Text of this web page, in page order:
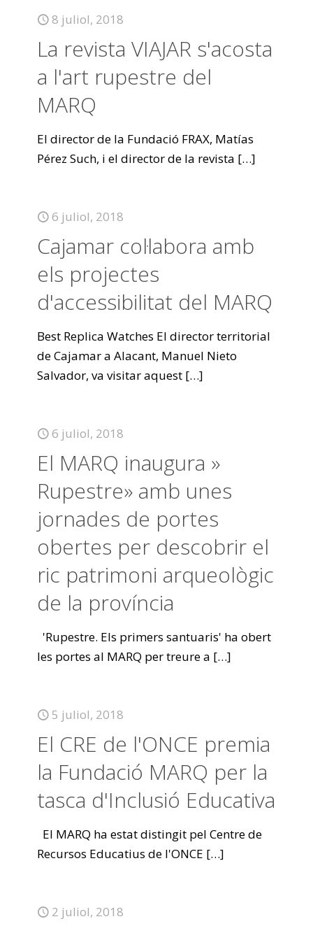
8 juliol, 2018
La revista VIAJAR s'acosta
a l'art rupestre del
MARQ
El director de la Fundació FRAX, Matías
Pérez Such, i el director de la revista […]
6 juliol, 2018
Cajamar col·labora amb
els projectes
d'accessibilitat del MARQ
Best Replica Watches El director territorial
de Cajamar a Alacant, Manuel Nieto
Salvador, va visitar aquest […]
6 juliol, 2018
El MARQ inaugura »
Rupestre» amb unes
jornades de portes
obertes per descobrir el
ric patrimoni arqueològic
de la província
'Rupestre. Els primers santuaris' ha obert
les portes al MARQ per treure a […]
5 juliol, 2018
El CRE de l'ONCE premia
la Fundació MARQ per la
tasca d'Inclusió Educativa
El MARQ ha estat distingit pel Centre de
Recursos Educatius de l'ONCE […]
2 juliol, 2018